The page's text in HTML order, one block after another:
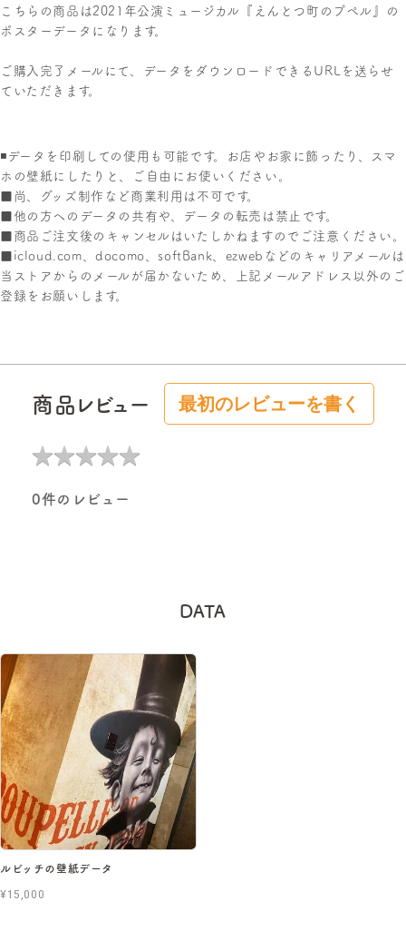
こちらの商品は2021年公演 ミュージカル『えんとつ町のプペル』の
ポスターデータになります。
ご購入完了メールにて、データをダウンロードできるURLを送らせ
ていただきます。
◾️データを印刷しての使用も可能です。
お店やお家に飾ったり、スマ
ホの壁紙にしたりと、ご自由にお使いください。
■尚、グッズ制作など商業利用は不可です。
■他の方へのデータの共有や、データの転売は禁止です。
■商品ご注文後のキャンセルはいたしかねますのでご注意ください。
■icloud.com、docomo、softBank、ezwebなどのキャリアメールは
当ストアからのメールが届かないため、上記メールアドレス以外のご
登録をお願いします。
商品レビュー 最初のレビューを書く
★★★★★
★★★★★
0件のレビュー
DATA
ルビッチの壁紙データ
¥15,000